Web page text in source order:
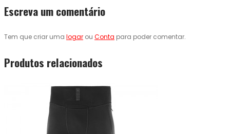
Escreva um comentário
Tem que criar uma logar ou Conta para poder comentar.
Produtos relacionados